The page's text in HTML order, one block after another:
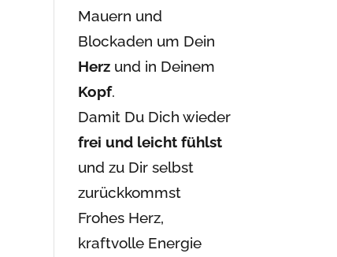
Mauern und
Blockaden um Dein
Herz und in Deinem
Kopf.
Damit Du Dich wieder
frei und leicht fühlst
und zu Dir selbst
zurückkommst
Frohes Herz,
kraftvolle Energie